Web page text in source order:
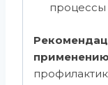
процессы